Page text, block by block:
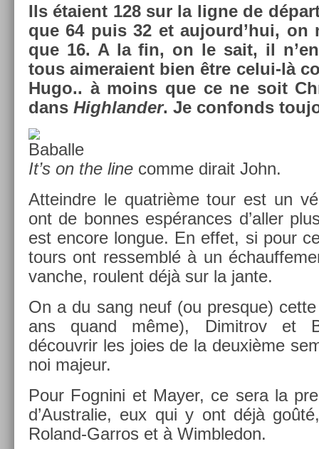
Ils étaient 128 sur la ligne de
que 64 puis 32 et aujourd’hui, on
que 16. A la fin, on le sait, il
tous aimeraient bien être celui-là
Hugo.. à moins que ce ne soit
dans Highland­er. Je con­fonds
It’s on the line comme di­rait John.
At­teindre le quat­rième tour est un
ont de bon­nes espéran­ces d’aller
est en­core lon­gue. En effet, si pour
tours ont re­ssemblé à un
vanche, roulent déjà sur la jante.
On a du sang neuf (ou pre­sque)
ans quand même), Di­mit­rov et
découv­rir les joies de la deuxième
noi majeur.
Pour Fog­nini et Mayer, ce sera la
d’Australie, eux qui y ont déjà
Roland-Garros et à Wimbledon.